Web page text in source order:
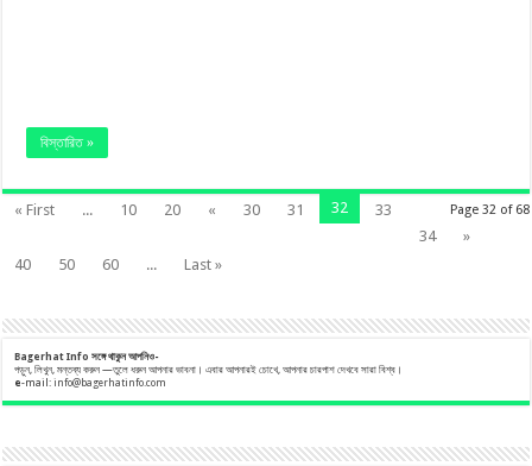
বিস্তারিত »
Page 32 of 68
« First ... 10 20 « 30 31 32
33
34
»
40
50 60 ... Last »
Bagerhat Info সঙ্গেথাকুনআপনিও-
পড়ুন, লিখুন, মন্তব্য করুন —তুলে ধরুন আপনার ভাবনা। এবার আপনারই চোখে, আপনার চারপাশ দেখবে সারা বিশ্ব।
e-mail:info@bagerhatinfo.com